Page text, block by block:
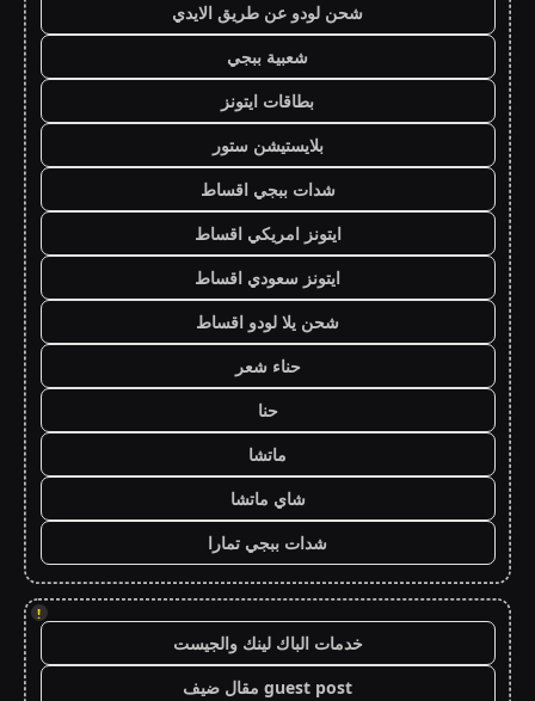
شحن لودو عن طريق الايدي
شعبية ببجي
بطاقات ايتونز
بلايستيشن ستور
شدات ببجي اقساط
ايتونز امريكي اقساط
ايتونز سعودي اقساط
شحن يلا لودو اقساط
حناء شعر
حنا
ماتشا
شاي ماتشا
شدات ببجي تمارا
!
خدمات الباك لينك والجيست
guest post مقال ضيف